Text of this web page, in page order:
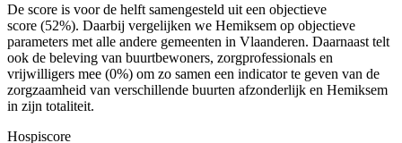
De score is voor de helft samengesteld uit een objectieve
score (52%). Daarbij vergelijken we Hemiksem op objectieve
parameters met alle andere gemeenten in Vlaanderen. Daarnaast telt
ook de beleving van buurtbewoners, zorgprofessionals en
vrijwilligers mee (0%) om zo samen een indicator te geven van de
zorgzaamheid van verschillende buurten afzonderlijk en Hemiksem
in zijn totaliteit.
Hospiscore